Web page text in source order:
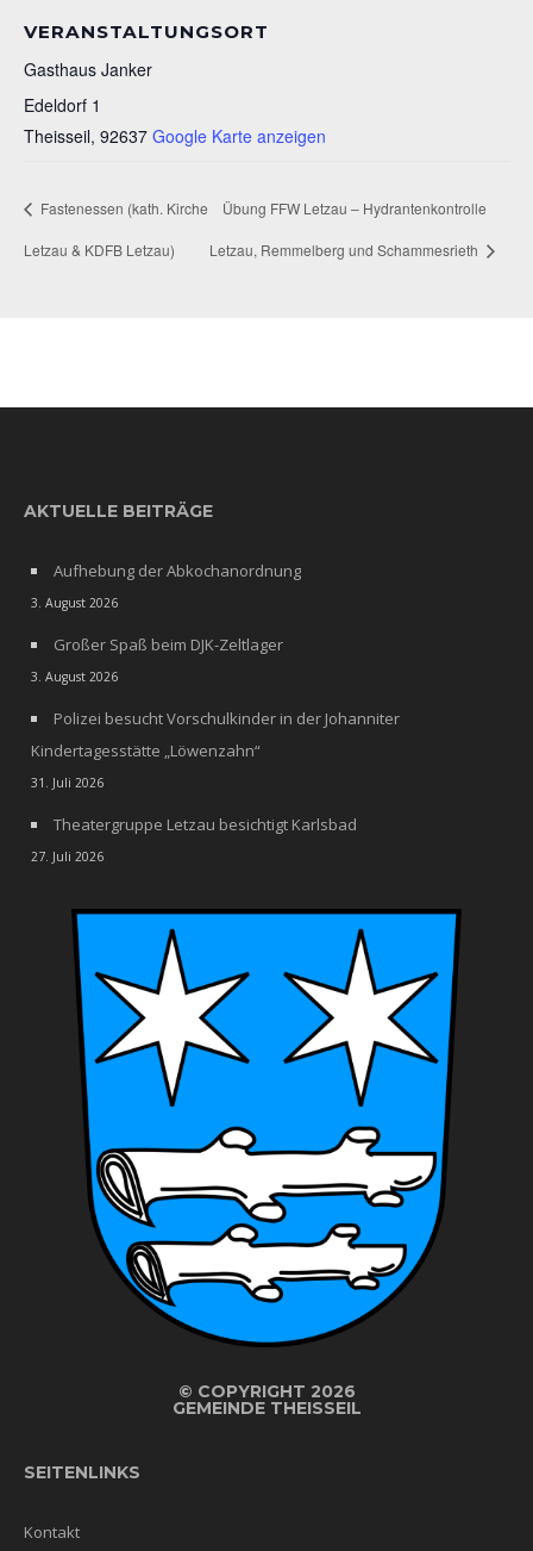
VERANSTALTUNGSORT
Gasthaus Janker
Edeldorf 1
Theisseil, 92637 Google Karte anzeigen
Fastenessen (kath. Kirche
Letzau & KDFB Letzau)
Übung FFW Letzau – Hydrantenkontrolle
Letzau, Remmelberg und Schammesrieth
AKTUELLE BEITRÄGE
Aufhebung der Abkochanordnung
3. August 2026
Großer Spaß beim DJK-Zeltlager
3. August 2026
Polizei besucht Vorschulkinder in der Johanniter
Kindertagesstätte „Löwenzahn“
31. Juli 2026
Theatergruppe Letzau besichtigt Karlsbad
27. Juli 2026
© COPYRIGHT 2026
GEMEINDE THEISSEIL
SEITENLINKS
Kontakt